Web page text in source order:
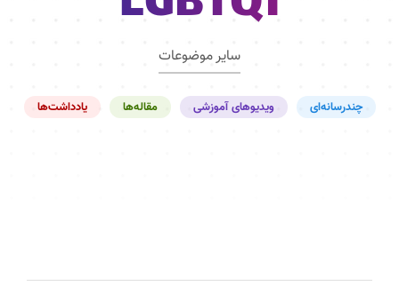
سایر موضوعات
چندرسانه‌ای ویدیوهای آموزشی مقاله‌ها یادداشت‌ها